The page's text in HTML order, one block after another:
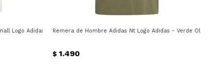
Logo Adidas - BeigeRemera de Hombre Adidas Nt Logo Adidas - Verde Oliva
$ 1.490